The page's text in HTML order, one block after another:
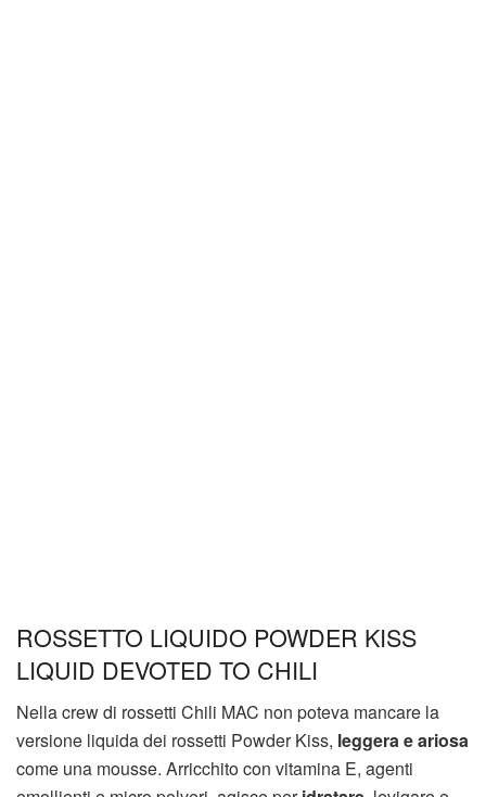
ROSSETTO LIQUIDO POWDER KISS
LIQUID DEVOTED TO CHILI
Nella crew di rossetti Chili MAC non poteva mancare la
versione liquida dei rossetti Powder Kiss, leggera e ariosa
come una mousse. Arricchito con vitamina E, agenti